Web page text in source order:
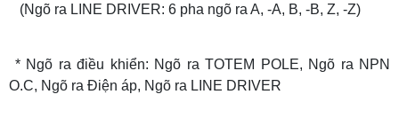
(Ngõ ra LINE DRIVER: 6 pha ngõ ra A, -A, B, -B, Z, -Z)
* Ngõ ra điều khiển: Ngõ ra TOTEM POLE, Ngõ ra NPN
O.C, Ngõ ra Điện áp, Ngõ ra LINE DRIVER